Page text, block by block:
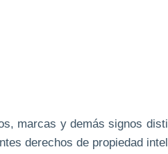
marcas y demás signos
derechos de propiedad